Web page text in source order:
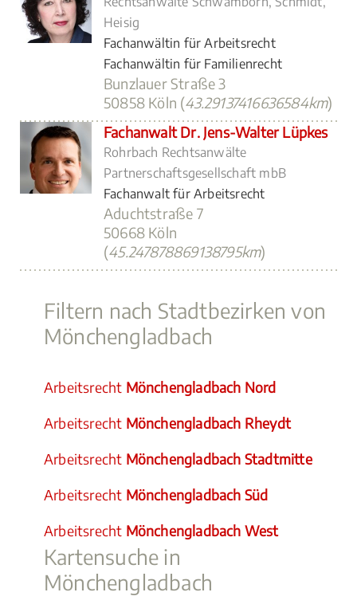
Heisig
Fachanwältin für Arbeitsrecht
Fachanwältin für Familienrecht
Bunzlauer Straße 3
50858 Köln (43.29137416636584km)
Fachanwalt Dr. Jens-Walter Lüpkes
Rohrbach Rechtsanwälte
Partnerschaftsgesellschaft mbB
Fachanwalt für Arbeitsrecht
Aduchtstraße 7
50668 Köln
(45.247878869138795km)
Filtern nach Stadtbezirken von
Mönchengladbach
Arbeitsrecht Mönchengladbach Nord
Arbeitsrecht Mönchengladbach Rheydt
Arbeitsrecht Mönchengladbach Stadtmitte
Arbeitsrecht Mönchengladbach Süd
Arbeitsrecht Mönchengladbach West
Kartensuche in
Mönchengladbach